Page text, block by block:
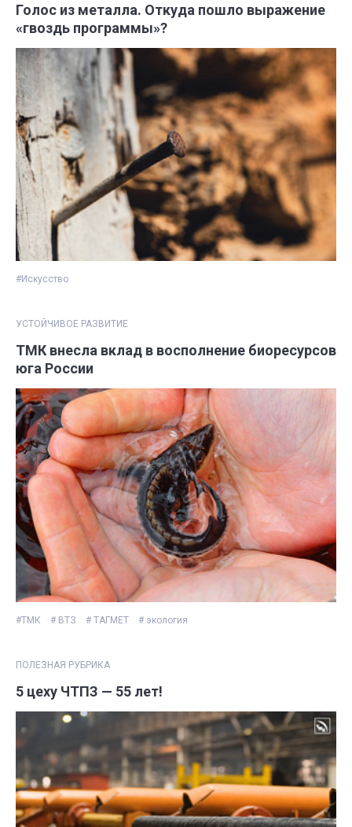
Голос из металла. Откуда пошло выражение
«гвоздь программы»?
#Искусство
УСТОЙЧИВОЕ РАЗВИТИЕ
ТМК внесла вклад в восполнение биоресурсов
юга России
#ТМК # ВТЗ # ТАГМЕТ # экология
ПОЛЕЗНАЯ РУБРИКА
5 цеху ЧТПЗ — 55 лет!